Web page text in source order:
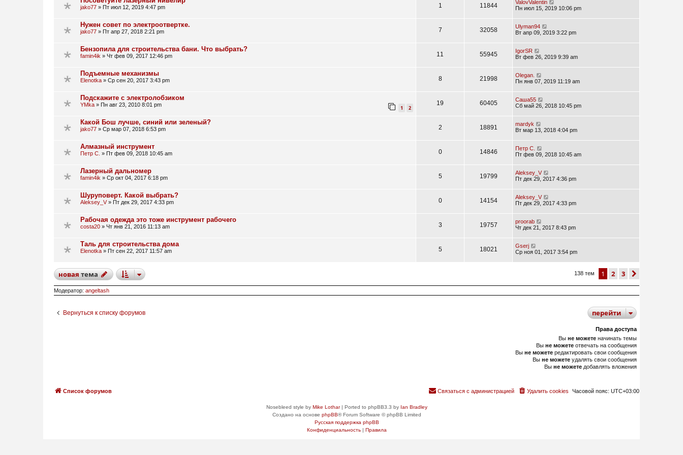
jako77 » Пт июл 12, 2019 4:47 pm 1 11844
ValovValentin
Пн июл 15, 2019 10:06 pm
Нужен совет по электроотвертке.
jako77 » Пт апр 27, 2018 2:21 pm 7 32058
Ulyman94
Вт апр 09, 2019 3:22 pm
Бензопила для строительства бани. Что выбрать?
famin4ik » Чт фев 09, 2017 12:46 pm 11 55945
IgorSR
Вт фев 26, 2019 9:39 am
Подъемные механизмы
Elenotka » Ср сен 20, 2017 3:43 pm 8 21998
Olegan.
Пн янв 07, 2019 11:19 am
Подскажите с электролобзиком
YMka » Пн авг 23, 2010 8:01 pm 1 2
19 60405
Саша55
Сб май 26, 2018 10:45 pm
Какой Бош лучше, синий или зеленый?
jako77 » Ср мар 07, 2018 6:53 pm 2 18891
mardyk
Вт мар 13, 2018 4:04 pm
Алмазный инструмент
Петр С. » Пт фев 09, 2018 10:45 am 0 14846
Петр С.
Пт фев 09, 2018 10:45 am
Лазерный дальномер
famin4ik » Ср окт 04, 2017 6:18 pm 5 19799
Aleksey_V
Пт дек 29, 2017 4:36 pm
Шуруповерт. Какой выбрать?
Aleksey_V» Пт дек 29, 2017 4:33 pm 0 14154
Aleksey_V
Пт дек 29, 2017 4:33 pm
Рабочая одежда это тоже инструмент рабочего
costa20 » Чт янв 21, 2016 11:13 am 3 19757
proorab
Чт дек 21, 2017 8:43 pm
Таль для строительства дома
Elenotka » Пт сен 22, 2017 11:57 am 5 18021
Gserj
Ср ноя 01, 2017 3:54 pm
новаятема 138 тем 1 2 3
Модератор: angeltash
Вернуться к списку форумов перейти
Права доступа
Вы не можете начинать темы
Вы не можете отвечать на сообщения
Вы не можете редактировать свои сообщения
Вы не можете удалять свои сообщения
Вы не можете добавлять вложения
Список форумов Часовой пояс: UTC+03:00
Удалить cookies
Связаться с администрацией
Nosebleed style by Mike Lothar| Ported to phpBB3.3 by Ian Bradley
Создано на основе phpBB® Forum Software © phpBB Limited
Русская поддержка phpBB
Конфиденциальность| Правила